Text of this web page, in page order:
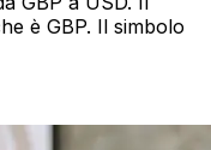
è GBP. Il simbolo